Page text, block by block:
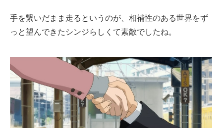
手を繋いだまま走るというのが、相補性のある世界をず
っと望んできたシンジらしくて素敵でしたね。